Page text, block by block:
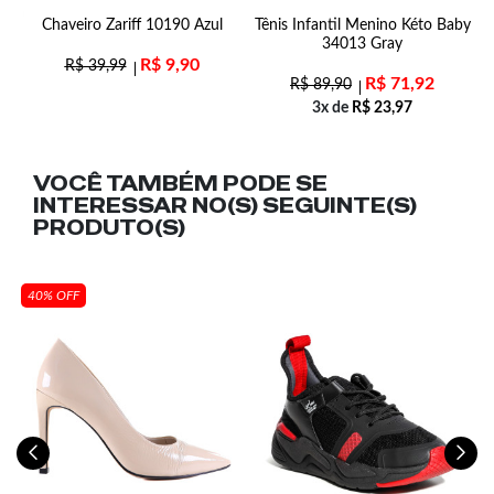
Chaveiro Zariff 10190 Azul
R$39,99 R$9,90
Tênis Infantil Menino Kéto Baby
34013 Gray
R$89,90 R$ 71,92
3x de R$ 23,97
VOCÊ TAMBÉM PODE SE
INTERESSAR NO(S) SEGUINTE(S)
PRODUTO(S)
40% OFF